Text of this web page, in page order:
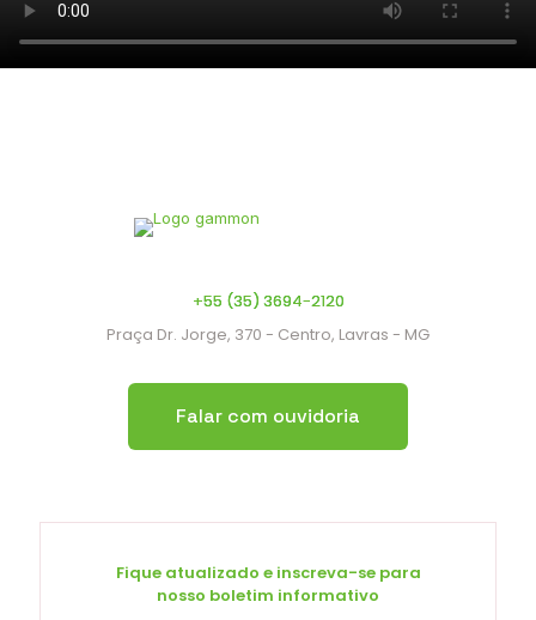
+55 (35) 3694-2120
Praça Dr. Jorge, 370 - Centro, Lavras - MG
Falar com ouvidoria
Fique atualizado e inscreva-se para
nosso boletim informativo